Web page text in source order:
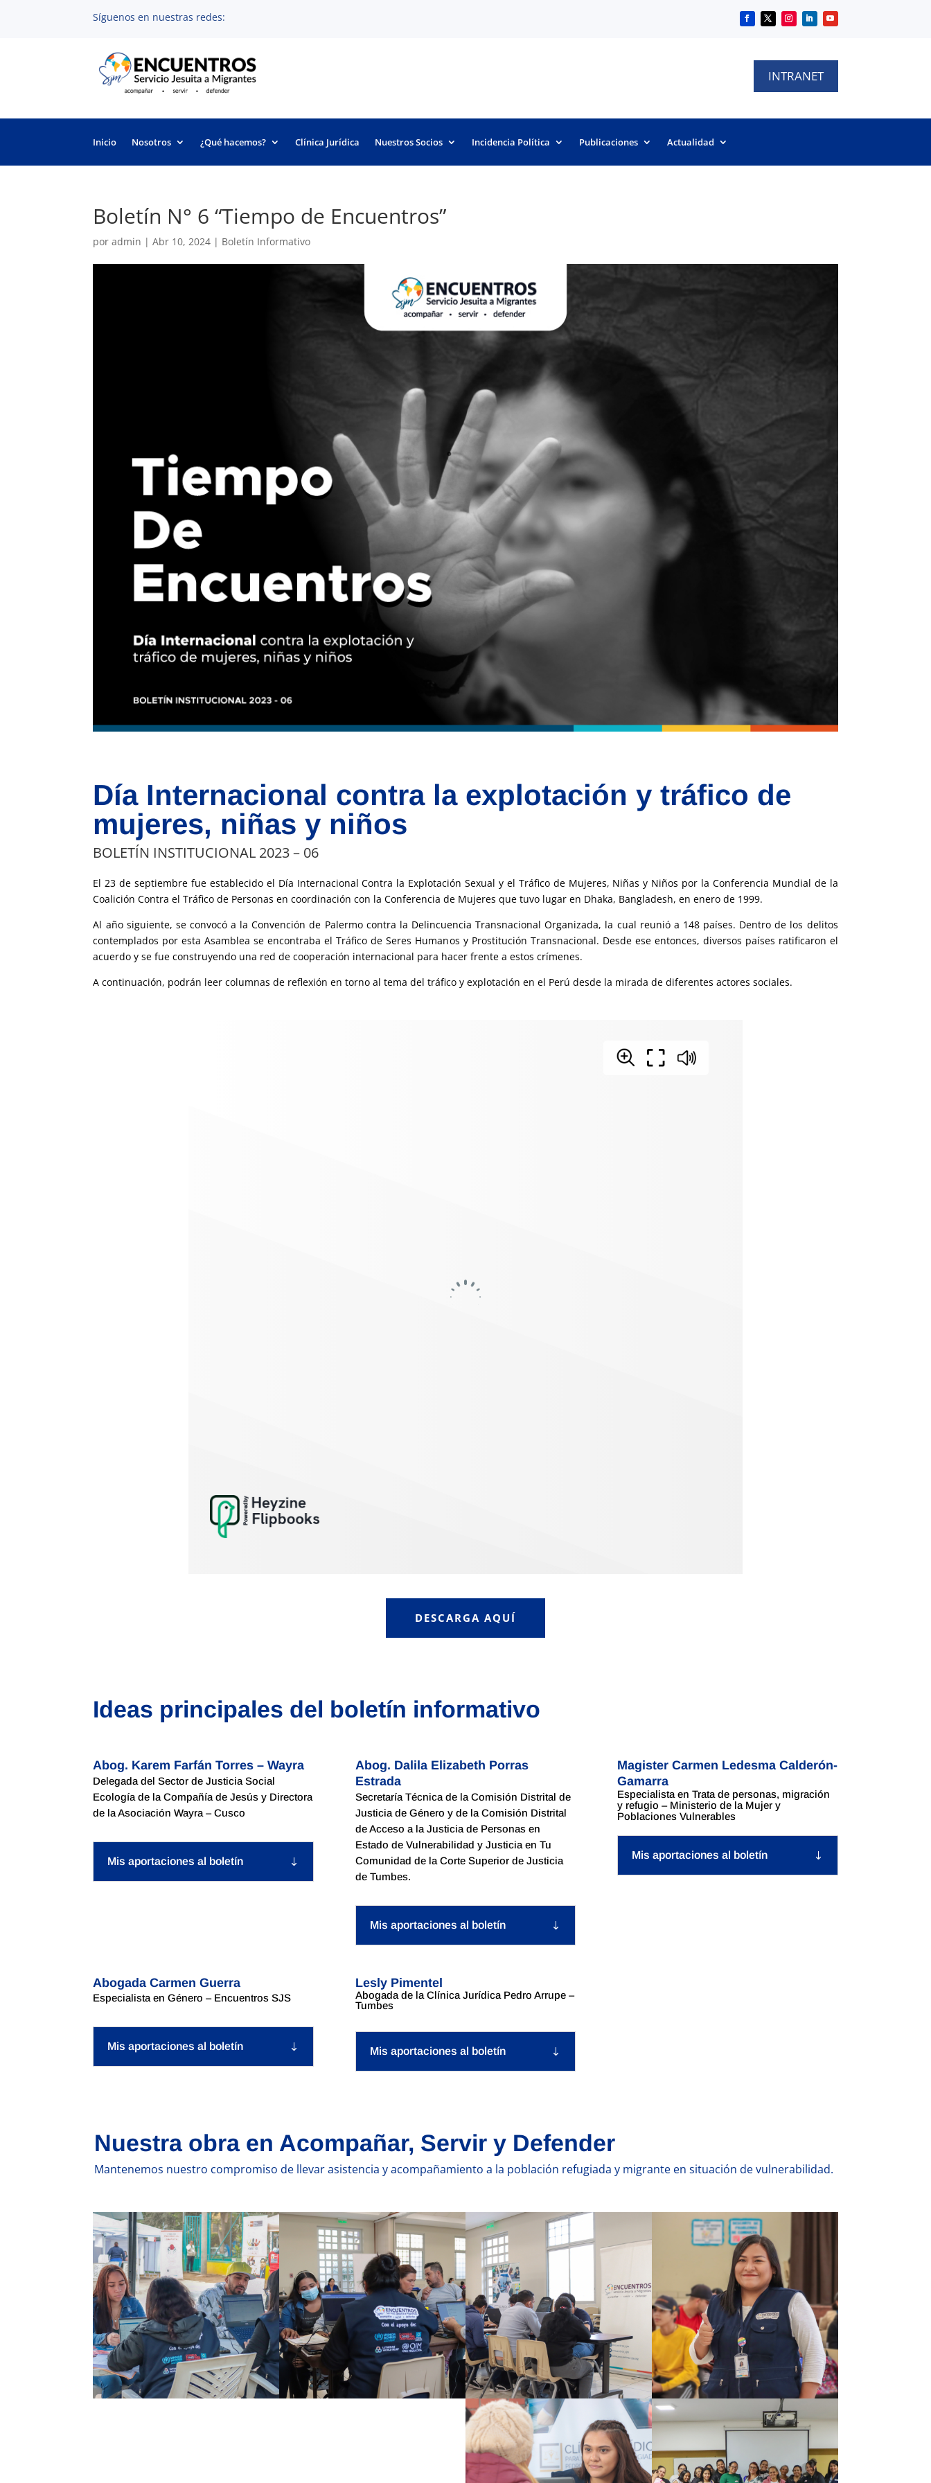
Síguenos en nuestras redes:
INTRANET
Inicio Nosotros ¿Qué hacemos? Clínica Jurídica Nuestros Socios Incidencia Política Publicaciones Actualidad
Boletín N° 6 “Tiempo de Encuentros”
poradmin |Abr 10, 2024 | Boletín Informativo
Día Internacional contra la explotación y tráfico de
mujeres, niñas y niños
BOLETÍN INSTITUCIONAL 2023 – 06
El 23 de septiembre fue establecido el Día Internacional Contra la Explotación Sexual y el Tráfico de Mujeres, Niñas y Niños por la Conferencia Mundial de la
Coalición Contra el Tráfico de Personas en coordinación con la Conferencia de Mujeres que tuvo lugar en Dhaka, Bangladesh, en enero de 1999.
Al año siguiente, se convocó a la Convención de Palermo contra la Delincuencia Transnacional Organizada, la cual reunió a 148 países. Dentro de los delitos
contemplados por esta Asamblea se encontraba el Tráfico de Seres Humanos y Prostitución Transnacional. Desde ese entonces, diversos países ratificaron el
acuerdo y se fue construyendo una red de cooperación internacional para hacer frente a estos crímenes.
A continuación, podrán leer columnas de reflexión en torno al tema del tráfico y explotación en el Perú desde la mirada de diferentes actores sociales.
DESCARGA AQUÍ
Ideas principales del boletín informativo
Abog. Karem Farfán Torres – Wayra
Delegada del Sector de Justicia Social
Ecología de la Compañía de Jesús y Directora
de la Asociación Wayra – Cusco
Mis aportaciones al boletín
Abog. Dalila Elizabeth Porras
Estrada
Secretaría Técnica de la Comisión Distrital de
Justicia de Género y de la Comisión Distrital
de Acceso a la Justicia de Personas en
Estado de Vulnerabilidad y Justicia en Tu
Comunidad de la Corte Superior de Justicia
de Tumbes.
Mis aportaciones al boletín
Magister Carmen Ledesma Calderón-
Gamarra
Especialista en Trata de personas, migración
y refugio – Ministerio de la Mujer y
Poblaciones Vulnerables
Mis aportaciones al boletín
Abogada Carmen Guerra
Especialista en Género – Encuentros SJS
Mis aportaciones al boletín
Lesly Pimentel
Abogada de la Clínica Jurídica Pedro Arrupe –
Tumbes
Mis aportaciones al boletín
Nuestra obra en Acompañar, Servir y Defender
Mantenemos nuestro compromiso de llevar asistencia y acompañamiento a la población refugiada y migrante en situación de vulnerabilidad.